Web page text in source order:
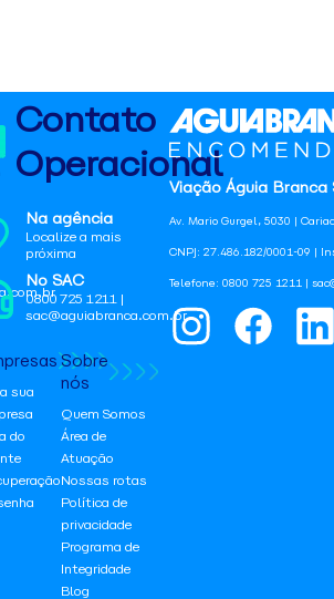
Viação Águia Branca
Av. Mario Gurgel, 5030 |
CNPJ: 27.486.182/0001-09 |
Telefone: 0800 725 1211 |
Contato
Operacional
Na agência
Localize a mais
próxima
No SAC
0800 725 1211 |
sac@aguiabranca.com.br
sua
do
Sobre
nós
Quem Somos
Área de
Atuação
Nossas rotas
Política de
privacidade
Programa de
Integridade
Blog